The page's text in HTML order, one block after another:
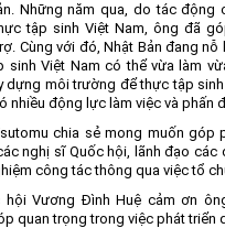
Những năm qua, do tác động
tập sinh Việt Nam, ông đã
Cùng với đó, Nhật Bản đang
sinh Việt Nam có thể vừa làm
dựng môi trường để thực tập
nhiều động lực làm việc và phấn
chia sẻ mong muốn góp
nghị sĩ Quốc hội, lãnh đạo các
công tác thông qua việc tổ
hội Vương Đình Huệ cảm ơn
quan trọng trong việc phát triển